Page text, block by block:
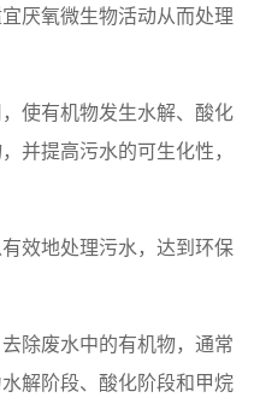
厌氧微生物活动从而处理
使有机物发生水解、酸化
并提高污水的可生化性，
效地处理污水，达到环保
除废水中的有机物，通常
解阶段、酸化阶段和甲烷